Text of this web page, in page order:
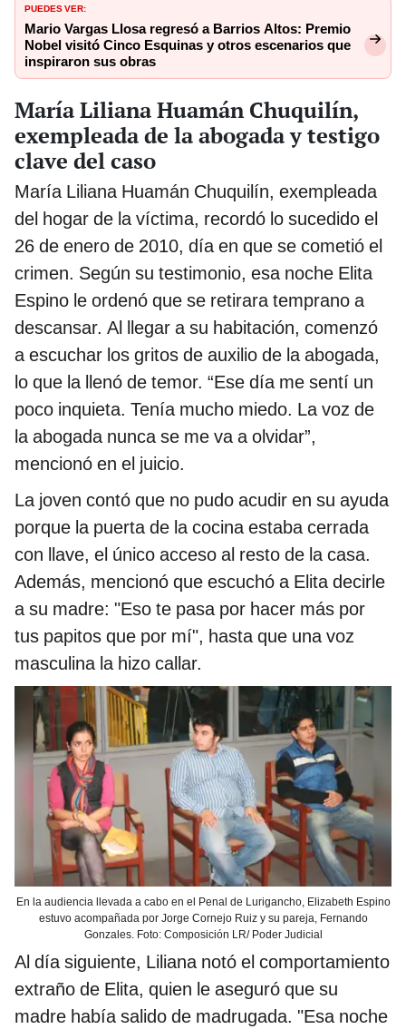
PUEDES VER:
Mario Vargas Llosa regresó a Barrios Altos: Premio
Nobel visitó Cinco Esquinas y otros escenarios que
inspiraron sus obras
María Liliana Huamán Chuquilín,
exempleada de la abogada y testigo
clave del caso
María Liliana Huamán Chuquilín, exempleada
del hogar de la víctima, recordó lo sucedido el
26 de enero de 2010, día en que se cometió el
crimen. Según su testimonio, esa noche Elita
Espino le ordenó que se retirara temprano a
descansar. Al llegar a su habitación, comenzó
a escuchar los gritos de auxilio de la abogada,
lo que la llenó de temor. “Ese día me sentí un
poco inquieta. Tenía mucho miedo. La voz de
la abogada nunca se me va a olvidar”,
mencionó en el juicio.
La joven contó que no pudo acudir en su ayuda
porque la puerta de la cocina estaba cerrada
con llave, el único acceso al resto de la casa.
Además, mencionó que escuchó a Elita decirle
a su madre: "Eso te pasa por hacer más por
tus papitos que por mí", hasta que una voz
masculina la hizo callar.
En la audiencia llevada a cabo en el Penal de Lurigancho, Elizabeth Espino
estuvo acompañada por Jorge Cornejo Ruiz y su pareja, Fernando
Gonzales. Foto: Composición LR/ Poder Judicial
Al día siguiente, Liliana notó el comportamiento
extraño de Elita, quien le aseguró que su
madre había salido de madrugada. "Esa noche